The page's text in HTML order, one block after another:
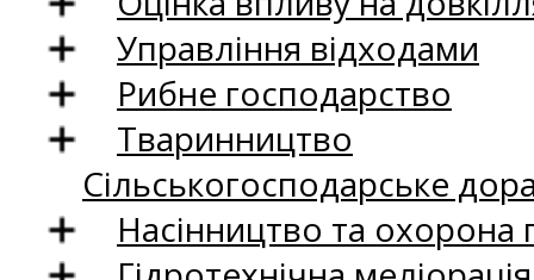
Управління відходами
Рибне господарство
Тваринництво
Сільськогосподарське
Насінництво та